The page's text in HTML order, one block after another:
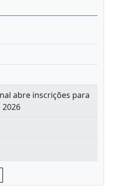
abre inscrições para